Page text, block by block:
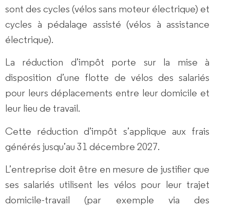
sont des cycles (vélos sans moteur électrique) et
cycles à pédalage assisté (vélos à assistance
électrique).
La réduction d’impôt porte sur la mise à
disposition d’une flotte de vélos des salariés
pour leursdéplacements entre leur domicile et
leur lieu de travail.
Cette réduction d’impôt s’applique aux frais
générés jusqu’au 31 décembre 2027.
L’entreprise doit être en mesure dejustifier que
ses salariés utilisent les vélos pour leur trajet
domicile-travail (par exemple via des